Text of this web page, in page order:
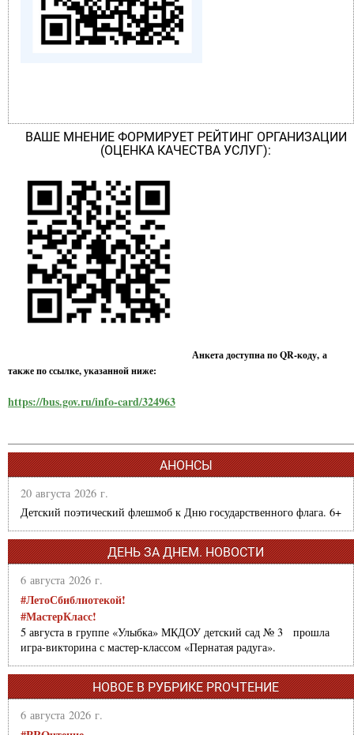
ВАШЕ МНЕНИЕ ФОРМИРУЕТ РЕЙТИНГ ОРГАНИЗАЦИИ
(ОЦЕНКА КАЧЕСТВА УСЛУГ):
Анкета доступна по QR-коду, а
также по ссылке, указанной ниже:
https://bus.gov.ru/info-card/324963
АНОНСЫ
20 августа 2026 г.
Детский поэтический флешмоб к Дню государственного флага. 6+
ДЕНЬ ЗА ДНЕМ. НОВОСТИ
6 августа 2026 г.
#ЛетоСбиблиотекой!
#МастерКласс!
5 августа в группе «Улыбка» МКДОУ детский сад № 3 прошла
игра-викторина с мастер-классом «Пернатая радуга».
НОВОЕ В РУБРИКЕ PROЧТЕНИЕ
6 августа 2026 г.